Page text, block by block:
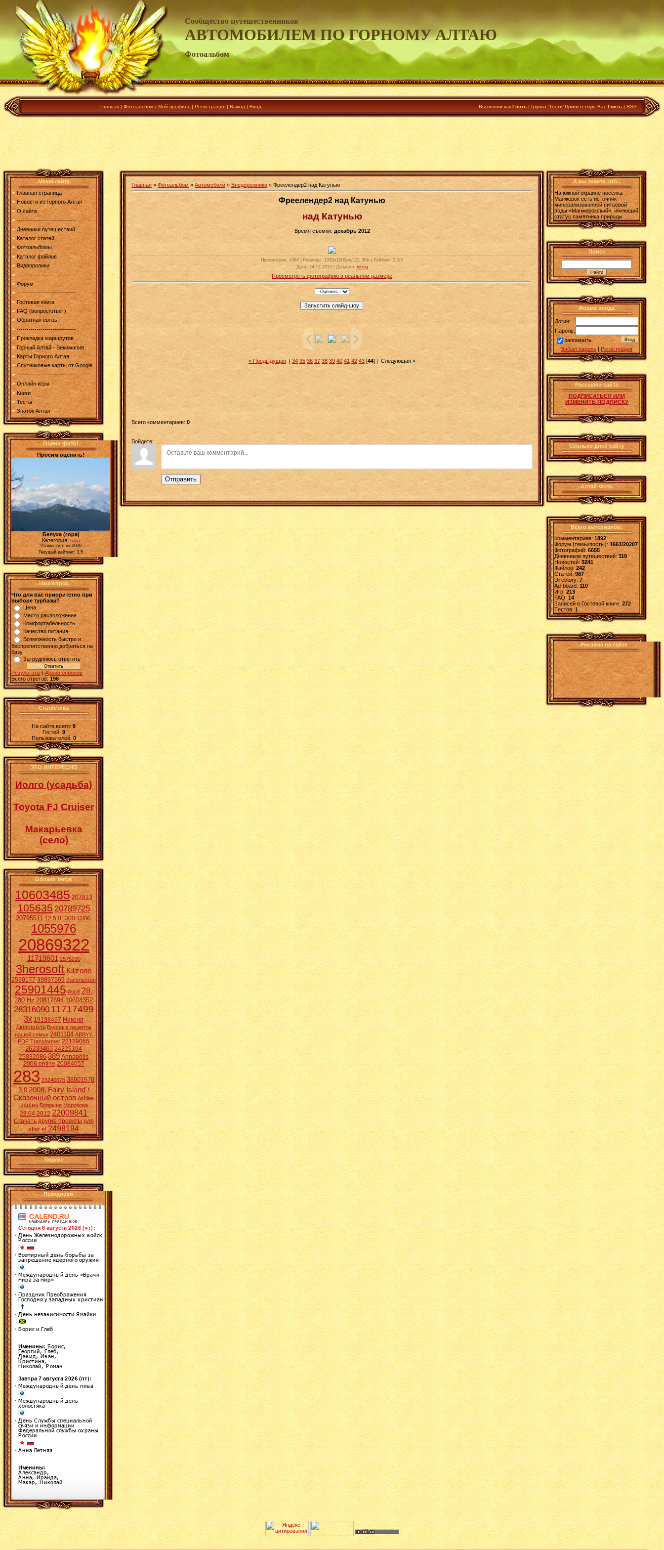
Сообщество путешественников
АВТОМОБИЛЕМ ПО ГОРНОМУ АЛТАЮ
Фотоальбом
Главная | Фотоальбом | Мой профиль | Регистрация | Выход | Вход Вы вошли как Гость | Группа "Гости"Приветствую Вас Гость | RSS
Меню сайта
Главная страница
Новости из Горного Алтая
О сайте
------------------------------
Дневники путешествий
Каталог статей
Фотоальбомы
Каталог файлов
Видеоролики
------------------------------
Форум
------------------------------
Гостевая книга
FAQ (вопрос/ответ)
Обратная связь
------------------------------
Прокладка маршрутов
Горный Алтай - Викимапия
Карты Горного Алтая
Спутниковые карты от Google
------------------------------
Онлайн игры
Книги
Тесты
Знаток Алтая
Оцени фото!
Просим оценить!
Белуха (гора)
Категория: Горы
Разместил: vic2000
Текущий рейтинг: 3.5
Наш опрос
Что для вас приоритетно при
выборе турбазы?
Цена
Место расположения
Комфортабельность
Качество питания
Возможность быстро и
беспрепятственно добраться на
базу
Затрудняюсь ответить
Результаты |Архив опросов
Всего ответов: 198
Статистика
На сайте всего:9
Гостей:9
Пользователей: 0
ЭТО ИНТЕРЕСНО
Иолго (усадьба)
Toyota FJ Cruiser
Макарьевка
(село)
Облако тегов
10603485 207813
10563520789725
20795511 12.5.01300 12/06.
1055976
20869322
11719601 2575030
3herosoft Killzone
2590177 39937569 Запольская
25901445 Aucē 28.
280 Hz 20817694 10604352
2831609011717499
3x 19138497 Николя
Дювошель Вкусные рецепты
нашей семьи 2401104 ABBYY
PDF Transformer 22129065
26233463 24225394
25832086 389 Annapolis
2006 online 20084057
283 23240676 38901578
3:0 2008. Fairy Island /
Сказочный остров Ashlee
izsoles Боярыня Морозова
28.04.2012 22009841
Скачать другие проекты для
after ef 2498184
Яндекс
Праздники
Главная » Фотоальбом» Автомобили » Внедорожники » Фреелендер2 над Катунью
Фреелендер2 над Катунью
над Катунью
Время съемки: декабрь 2012
Просмотров: 1464 | Размеры: 1333x1000px/131.3Kb | Рейтинг: 0.0/0
Дата: 24.12.2012 | Добавил: bitrug
Просмотреть фотографию в реальном размере
« Предыдущая | 34 35 36 37 38 39 40 41 42 43 [44] | Следующая »
Всего комментариев: 0
Войдите:
Отправить
А вы знаете, что..
На южной окраине поселка
Манжерок есть источник
минерализованной питьевой
воды «Манжерокский», имеющий
статус памятника природы
Поиск
Форма входа
Логин:
Пароль:
запомнить
Забыл пароль | Регистрация
Рассылки сайта
ПОДПИСАТЬСЯ ИЛИ
ИЗМЕНИТЬ ПОДПИСКУ
Сколько дней сайту
Алтай-Фото
Всего материалов:
Комментариев: 1892
Форум (темы/посты):1661/20207
Фотографий:6655
Дневников путешествий:119
Новостей:3241
Файлов: 242
Статей:987
Directory: 7
Ad-board:110
Игр: 213
FAQ:14
Записей в Гостевой книге:272
Tестов: 1
Реклама на сайте